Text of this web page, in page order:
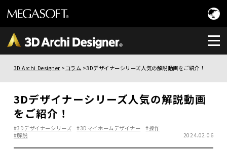
3D Archi Designer コラム 3Dデザイナーシリーズ人気の解説動画をご紹介！
3Dデザイナーシリーズ人気の解説動画
をご紹介！
#3Dデザイナーシリーズ #3Dマイホームデザイナー
#操作
#解説
2024.02.06